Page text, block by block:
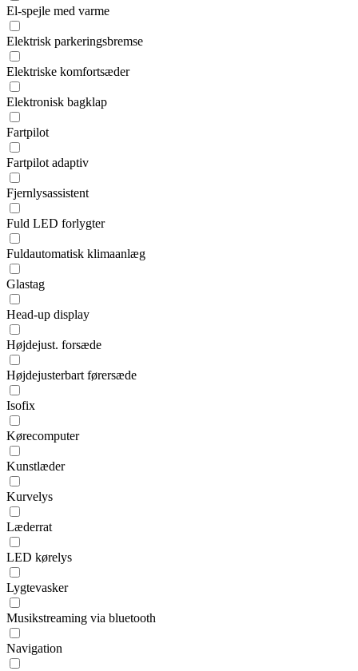
El-spejle med varme
Elektrisk parkeringsbremse
Elektriske komfortsæder
Elektronisk bagklap
Fartpilot
Fartpilot adaptiv
Fjernlysassistent
Fuld LED forlygter
Fuldautomatisk klimaanlæg
Glastag
Head-up display
Højdejust. forsæde
Højdejusterbart førersæde
Isofix
Kørecomputer
Kunstlæder
Kurvelys
Læderrat
LED kørelys
Lygtevasker
Musikstreaming via bluetooth
Navigation